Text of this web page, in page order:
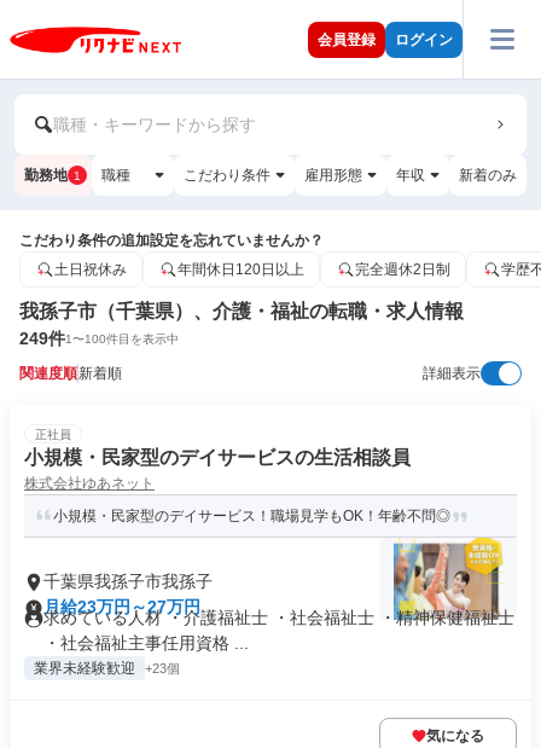
会員登録 ログイン
職種・キーワードから探す
勤務地 1 職種 こだわり条件 雇用形態 年収 新着のみ
こだわり条件の追加設定を忘れていませんか？
土日祝休み
年間休日120日以上 完全週休2日制 学歴
我孫子市（千葉県）、介護・福祉の転職・求人情報
249件1〜100件目を表示中
関連度順新着順 詳細表示
正社員
小規模・民家型のデイサービスの生活相談員
株式会社ゆあネット
小規模・民家型のデイサービス！職場見学もOK！年齢不問◎
千葉県我孫子市我孫子
月給23万円～27万円
求めている人材 ・介護福祉士 ・社会福祉士 ・精神保健福祉士
・社会福祉主事任用資格 ...
業界未経験歓迎 +23個
気になる